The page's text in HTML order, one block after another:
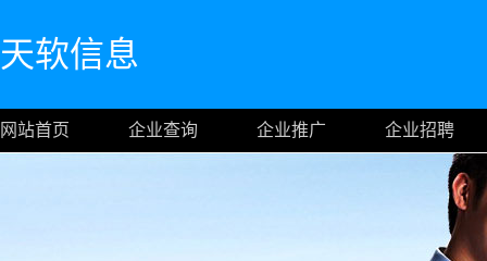
天软信息
网站首页 企业查询 企业推广 企业招聘